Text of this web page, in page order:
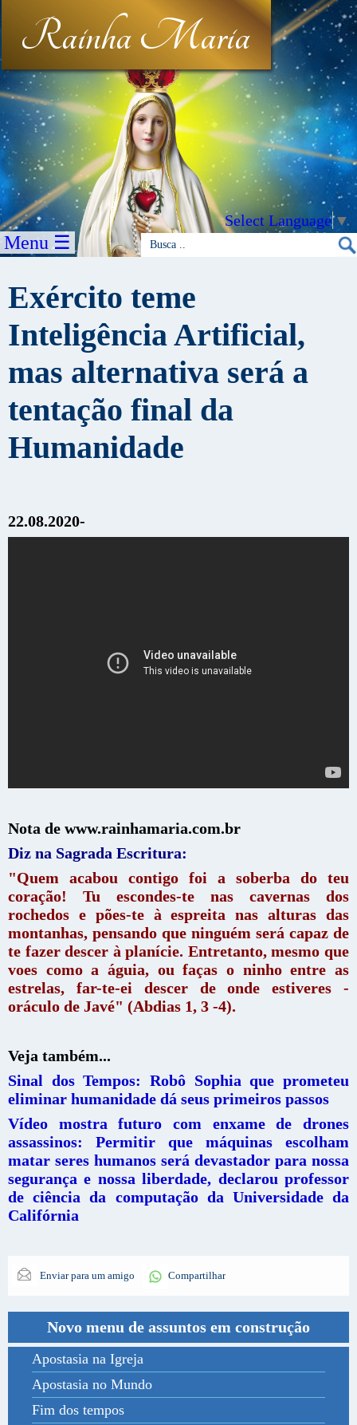
Rainha Maria
Select Language▼
Menu ☰
Exército teme
Inteligência Artificial,
mas alternativa será a
tentação final da
Humanidade
22.08.2020-
Nota de www.rainhamaria.com.br
Diz na Sagrada Escritura:
"Quem acabou contigo foi a soberba do teu
coração! Tu escondes-te nas cavernas dos
rochedos e pões-te à espreita nas alturas das
montanhas, pensando que ninguém será capaz de
te fazer descer à planície. Entretanto, mesmo que
voes como a águia, ou faças o ninho entre as
estrelas, far-te-ei descer de onde estiveres -
oráculo de Javé" (Abdias 1, 3 -4).
Veja também...
Sinal dos Tempos: Robô Sophia que prometeu
eliminar humanidade dá seus primeiros passos
Vídeo mostra futuro com enxame de drones
assassinos: Permitir que máquinas escolham
matar seres humanos será devastador para nossa
segurança e nossa liberdade, declarou professor
de ciência da computação da Universidade da
Califórnia
Enviar para um amigo Compartilhar
Novo menu de assuntos em construção
Apostasia na Igreja
Apostasia no Mundo
Fim dos tempos